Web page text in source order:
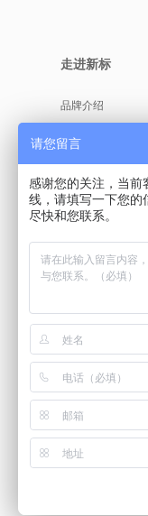
走进新标
品牌介绍
发展历程
荣耀见证
古天乐代言
请您留言
感谢您的关注，当前
线，请填写一下您的
尽快和您联系。